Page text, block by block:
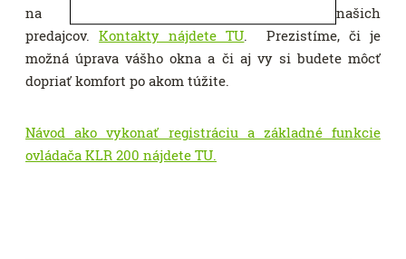
na info.v-sk@velux.com alebo našich
predajcov.Kontakty nájdete TU. Prezistíme, či je
možná úprava vášho okna a či aj vy si budete môcť
dopriať komfort po akom túžite.
Návod ako vykonať registráciu a základné funkcie
ovládača KLR 200 nájdete TU.